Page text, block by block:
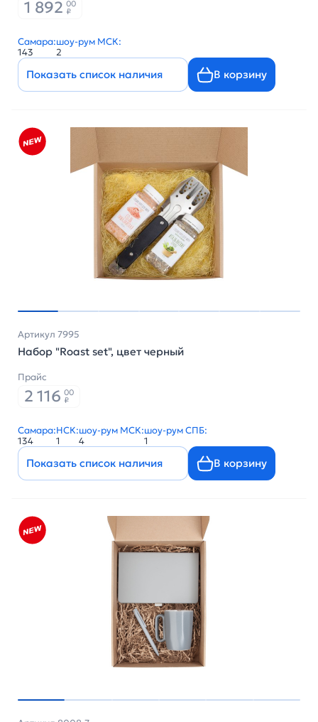
1 892 00
₽
Самара:
143
шоу-рум МСК:
2
Показать список наличия В корзину
Артикул 7995
Набор "Roast set", цвет черный
Прайс
2 116 00
₽
Самара:
134
НСК:
1
шоу-рум МСК:
4
шоу-рум СПБ:
1
Показать список наличия В корзину